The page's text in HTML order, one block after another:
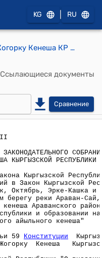
KG RU
Постановление ЗС Жогорку Кенеша КР от 26 июня 2001 года З N 407-II "Об одобрении Закона Кыргызской Республики "О внесении дополнений в Закон Кыргызской Республики "О выводе сел Каррак, Октябрь, Эрке-Кашка и Суткор, расположенных на левом берегу реки Араван-Сай, из Алля Анаровского айыльного кенеша Араванского района Ошской области Кыргызской Республики и образовании на их базе Араванского айыльного кенеша"
Ссылающиеся документы
Сравнение